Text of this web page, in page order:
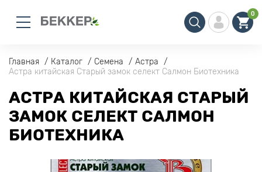
0
Главная Каталог Семена
Астра
Астра китайская Старый замок селект Салмон Биотехника
АСТРА КИТАЙСКАЯ СТАРЫЙ
ЗАМОК СЕЛЕКТ САЛМОН
БИОТЕХНИКА